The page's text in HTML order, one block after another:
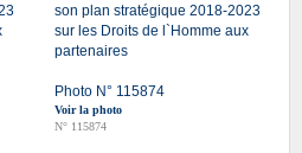
son plan stratégique 2018-2023
sur les Droits de l`Homme aux
partenaires
Photo N° 115874
Voir la photo
N° 115874